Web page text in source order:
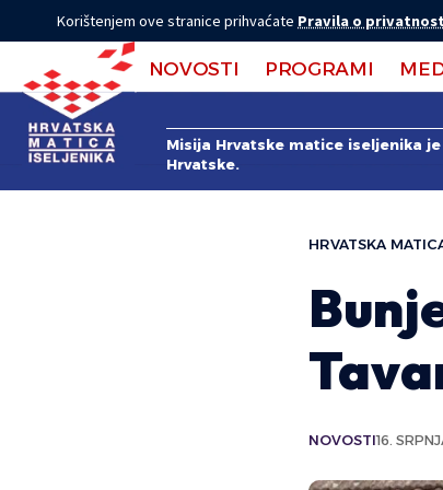
Korištenjem ove stranice prihvaćate Pravila o
NOVOSTI PROGRAMI
Misija Hrvatske matice iseljenika
Hrvatske.
HRVATSKA
NOVOSTI16.